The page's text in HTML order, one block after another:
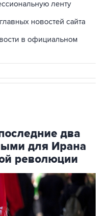
ленту
новостей сайта
в официальном
два
для Ирана
революции